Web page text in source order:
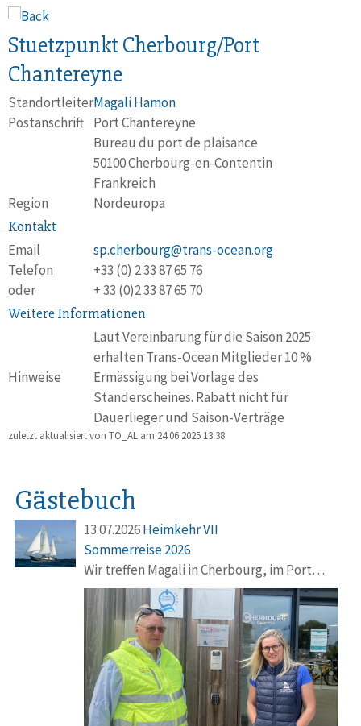
Stuetzpunkt Cherbourg/Port
Chantereyne
StandortleiterMagali Hamon
Postanschrift Port Chantereyne
Bureau du port de plaisance
50100 Cherbourg-en-Contentin
Frankreich
Region
Nordeuropa
Kontakt
Email
sp.cherbourg@trans-ocean.org
Telefon
+33 (0) 2 33 87 65 76
oder
+ 33 (0)2 33 87 65 70
Weitere Informationen
Hinweise
Laut Vereinbarung für die Saison 2025
erhalten Trans-Ocean Mitglieder 10 %
Ermässigung bei Vorlage des
Standerscheines. Rabatt nicht für
Dauerlieger und Saison-Verträge
zuletzt aktualisiert von TO_AL am 24.06.2025 13:38
Gästebuch
13.07.2026 Heimkehr VII
Sommerreise 2026
Wir treffen Magali in Cherbourg, im Port…